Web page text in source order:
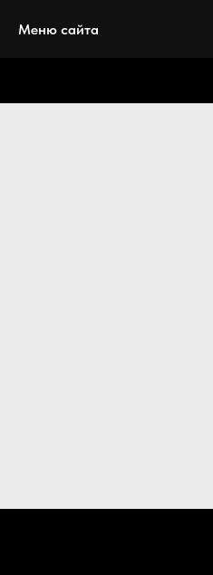
Меню сайта